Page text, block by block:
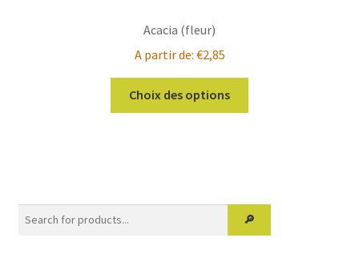
Acacia (fleur)
A partir de: €2,85
Choix des options
options
peuvent